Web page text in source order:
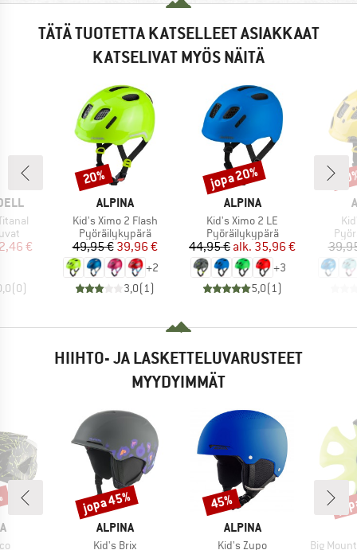
TÄTÄ TUOTETTA KATSELLEET ASIAKKAAT
KATSELIVAT MYÖS NÄITÄ
hinta
€
(0)
MERKKI
ALPINA
Tuote
Kid's Ximo 2 Flash
Tuoteryhmä
Pyöräilykypärä
Hinta
49,95 €Alennettu hinta
39,96 €
+2
3,0( 1)
Alennus
20%
MERKKI
ALPINA
Tuote
Kid's Ximo 2 LE
Tuoteryhmä
Pyöräilykypärä
Hinta
44,95 € Alennettu hinta
alk. 35,96 €
+3
5,0( 1)
Alennus
jopa 20%
HIIHTO- JA LASKETTELUVARUSTEET
MYYDYIMMÄT
MERKKI
ALPINA
Tuote
Kid's Brix
Alennus
jopa 45%
MERKKI
ALPINA
Tuote
Kid's Zupo
Alennus
45%
Tuote
Big